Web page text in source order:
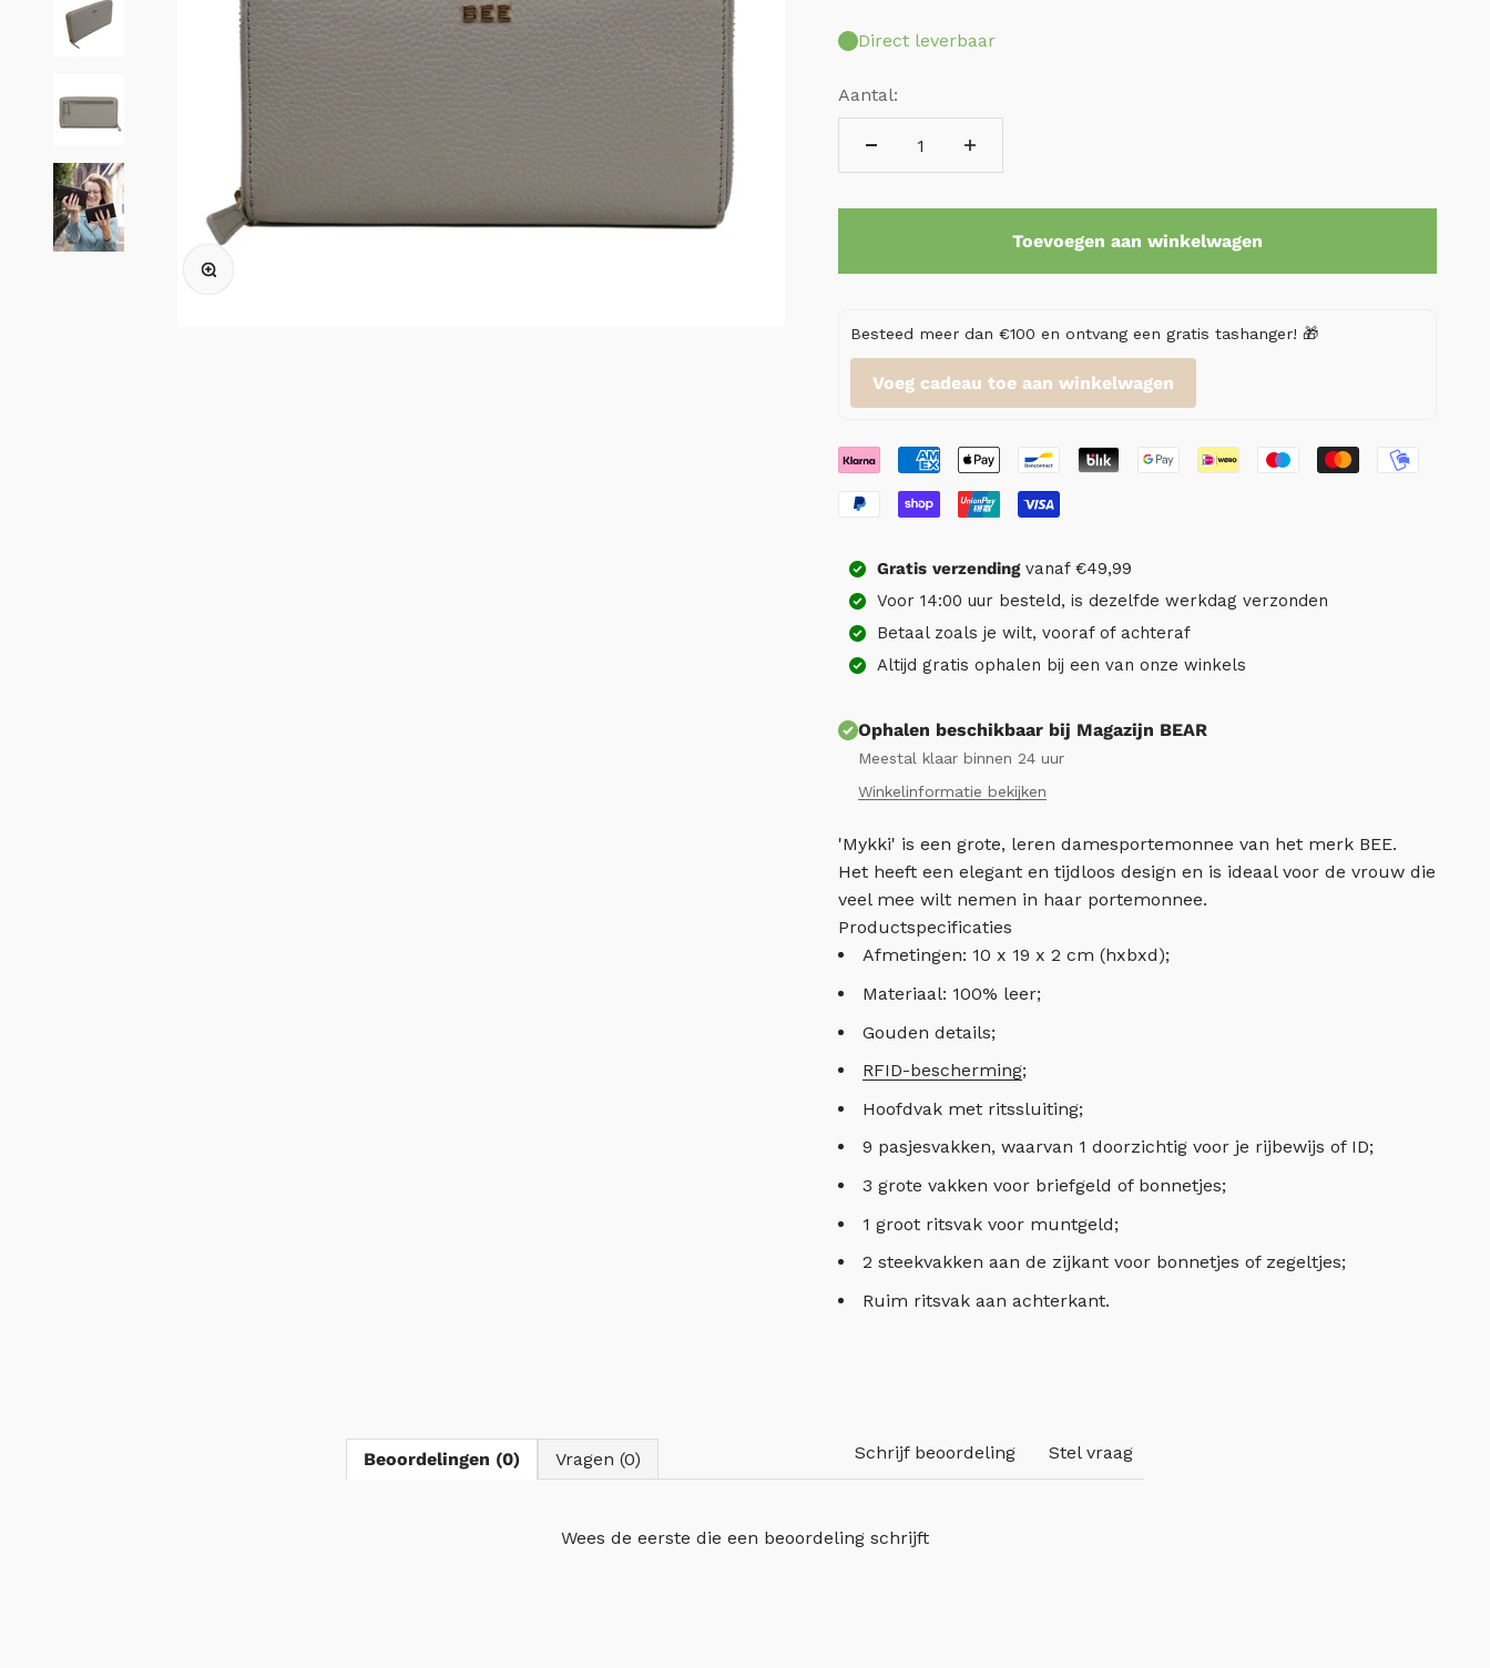
In-/uitzoomen
Direct leverbaar
Aantal:
Toevoegen aan winkelwagen
Besteed meer dan €100 en ontvang een gratis tashanger! 🎁
Voeg cadeau toe aan winkelwagen
Gratis verzendingvanaf €49,99
Voor 14:00 uur besteld, is dezelfde werkdag verzonden
Betaal zoals je wilt, vooraf of achteraf
Altijd gratis ophalen bij een van onze winkels
Ophalen beschikbaar bij Magazijn BEAR
Meestal klaar binnen 24 uur
Winkelinformatie bekijken
'Mykki' is een grote, leren damesportemonnee van het merk BEE.
Het heeft een elegant en tijdloos design en is ideaal voor de vrouw die
veel mee wilt nemen in haar portemonnee.
Productspecificaties
Afmetingen: 10 x 19 x 2 cm (hxbxd);
Materiaal: 100% leer;
Gouden details;
RFID-bescherming;
Hoofdvak met ritssluiting;
9 pasjesvakken, waarvan 1 doorzichtig voor je rijbewijs of ID;
3 grote vakken voor briefgeld of bonnetjes;
1 groot ritsvak voor muntgeld;
2 steekvakken aan de zijkant voor bonnetjes of zegeltjes;
Ruim ritsvak aan achterkant.
Schrijf beoordeling Stel vraag
Beoordelingen (0) Vragen (0)
Wees de eerste die een beoordeling schrijft